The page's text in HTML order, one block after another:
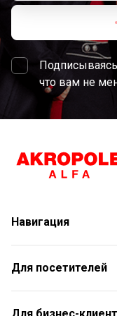
что вам не
Навигация
Услуги
Развлечения
Для посетителей